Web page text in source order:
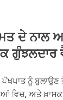
ਦੇ ਨਾਲ
ਗੁੰਝਲਦਾਰ
ਨੂੰ ਬੁਲਾਉਣ
ਵਿਚ, ਅਤੇ